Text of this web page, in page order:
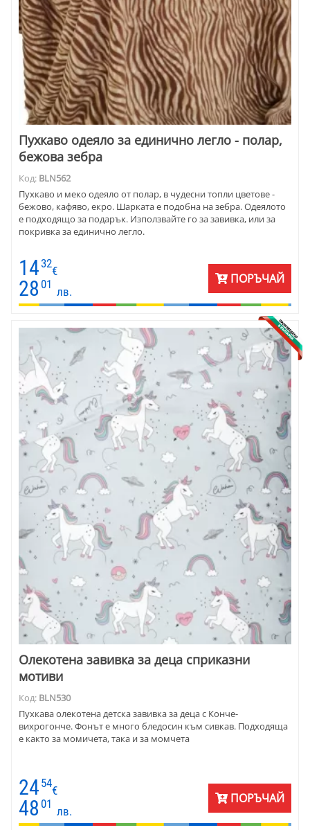
Пухкаво одеяло за единично легло - полар,
бежова зебра
Код: BLN562
Пухкаво и меко одеяло от полар, в чудесни топли цветове -
бежово, кафяво, екро. Шарката е подобна на зебра. Одеялото
е подходящо за подарък. Използвайте го за завивка, или за
покривка за единично легло.
14 32
€
28 01
лв.
ПОРЪЧАЙ
Олекотена завивка за деца сприказни
мотиви
Код: BLN530
Пухкава олекотена детска завивка за деца с Конче-
вихрогонче. Фонът е много бледосин към сивкав. Подходяща
е както за момичета, така и за момчета
24 54
€
48 01
лв.
ПОРЪЧАЙ